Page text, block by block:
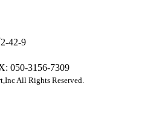
42-9
050-3156-7309
All Rights Reserved.